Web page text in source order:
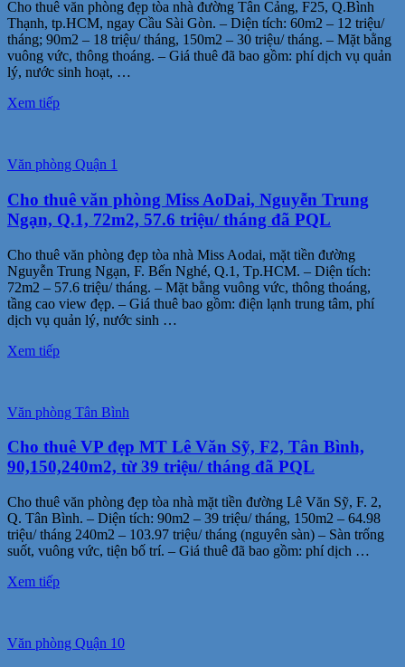
Cho thuê văn phòng đẹp tòa nhà đường Tân Cảng, F25, Q.Bình
Thạnh, tp.HCM, ngay Cầu Sài Gòn. – Diện tích: 60m2 – 12 triệu/
tháng; 90m2 – 18 triệu/ tháng, 150m2 – 30 triệu/ tháng. – Mặt bằng
vuông vức, thông thoáng. – Giá thuê đã bao gồm: phí dịch vụ quản
lý, nước sinh hoạt, …
Xem tiếp
Văn phòng Quận 1
Cho thuê văn phòng Miss AoDai, Nguyễn Trung
Ngạn, Q.1, 72m2, 57.6 triệu/ tháng đã PQL
Cho thuê văn phòng đẹp tòa nhà Miss Aodai, mặt tiền đường
Nguyễn Trung Ngạn, F. Bến Nghé, Q.1, Tp.HCM. – Diện tích:
72m2 – 57.6 triệu/ tháng. – Mặt bằng vuông vức, thông thoáng,
tầng cao view đẹp. – Giá thuê bao gồm: điện lạnh trung tâm, phí
dịch vụ quản lý, nước sinh …
Xem tiếp
Văn phòng Tân Bình
Cho thuê VP đẹp MT Lê Văn Sỹ, F2, Tân Bình,
90,150,240m2, từ 39 triệu/ tháng đã PQL
Cho thuê văn phòng đẹp tòa nhà mặt tiền đường Lê Văn Sỹ, F. 2,
Q. Tân Bình. – Diện tích: 90m2 – 39 triệu/ tháng, 150m2 – 64.98
triệu/ tháng 240m2 – 103.97 triệu/ tháng (nguyên sàn) – Sàn trống
suốt, vuông vức, tiện bố trí. – Giá thuê đã bao gồm: phí dịch …
Xem tiếp
Văn phòng Quận 10